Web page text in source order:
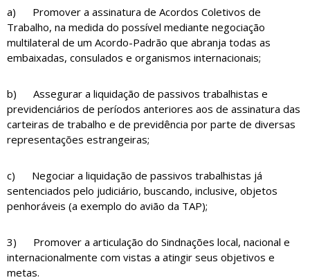
a) Promover a assinatura de Acordos Coletivos de
Trabalho, na medida do possível mediante negociação
multilateral de um Acordo-Padrão que abranja todas as
embaixadas, consulados e organismos internacionais;
b) Assegurar a liquidação de passivos trabalhistas e
previdenciários de períodos anteriores aos de assinatura das
carteiras de trabalho e de previdência por parte de diversas
representações estrangeiras;
c) Negociar a liquidação de passivos trabalhistas já
sentenciados pelo judiciário, buscando, inclusive, objetos
penhoráveis (a exemplo do avião da TAP);
3) Promover a articulação do Sindnações local, nacional e
internacionalmente com vistas a atingir seus objetivos e
metas.